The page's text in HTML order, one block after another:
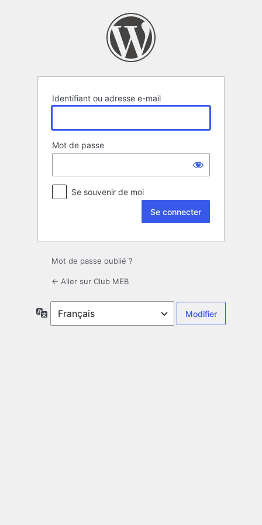
Identifiant ou adresse e-mail
Mot de passe
Se souvenir de moi
Mot de passe oublié ?
← Aller sur Club MEB
Langue